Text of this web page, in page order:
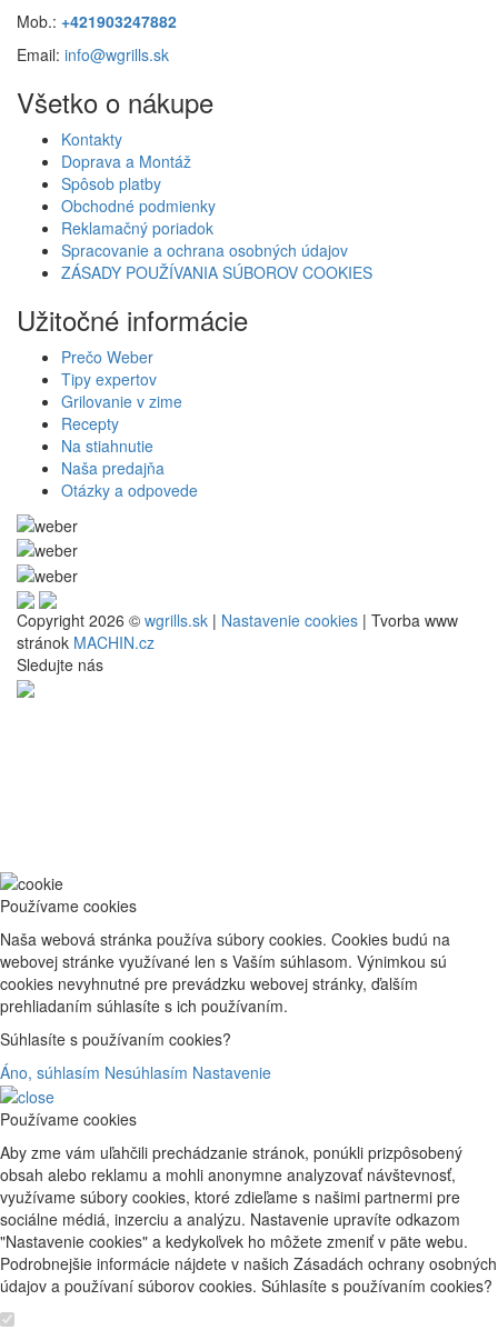
Mob.: +421903247882
Email: info@wgrills.sk
Všetko o nákupe
Kontakty
Doprava a Montáž
Spôsob platby
Obchodné podmienky
Reklamačný poriadok
Spracovanie a ochrana osobných údajov
ZÁSADY POUŽÍVANIA SÚBOROV COOKIES
Užitočné informácie
Prečo Weber
Tipy expertov
Grilovanie v zime
Recepty
Na stiahnutie
Naša predajňa
Otázky a odpovede
Copyright 2026 © wgrills.sk | Nastavenie cookies | Tvorba www
stránok MACHIN.cz
Sledujte nás
Používame cookies
Naša webová stránka používa súbory cookies. Cookies budú na
webovej stránke využívané len s Vaším súhlasom. Výnimkou sú
cookies nevyhnutné pre prevádzku webovej stránky, ďalším
prehliadaním súhlasíte s ich používaním.
Súhlasíte s používaním cookies?
Áno, súhlasím Nesúhlasím Nastavenie
Používame cookies
Aby zme vám uľahčili prechádzanie stránok, ponúkli prizpôsobený
obsah alebo reklamu a mohli anonymne analyzovať návštevnosť,
využívame súbory cookies, ktoré zdieľame s našimi partnermi pre
sociálne médiá, inzerciu a analýzu. Nastavenie upravíte odkazom
"Nastavenie cookies" a kedykoľvek ho môžete zmeniť v päte webu.
Podrobnejšie informácie nájdete v našich Zásadách ochrany osobných
údajov a používaní súborov cookies. Súhlasíte s používaním cookies?